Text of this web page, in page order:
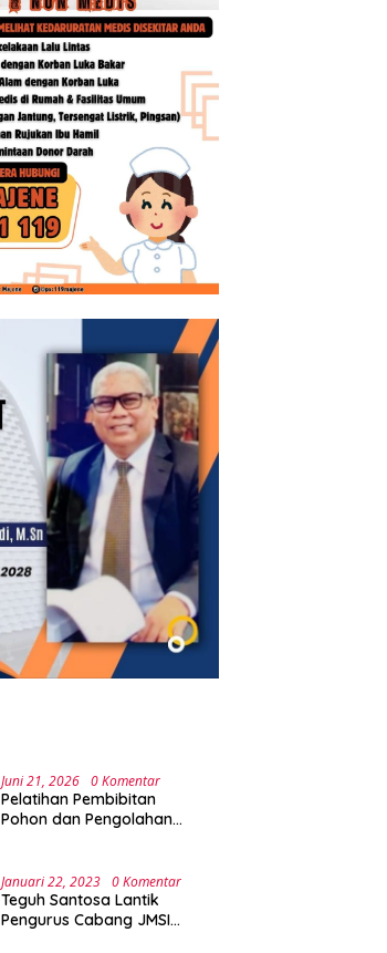
Juni 21, 2026 0 Komentar
Pelatihan Pembibitan
Pohon dan Pengolahan
Green Campus di UPA
Laboratorium Terpadu
Januari 22, 2023 0 Komentar
Teguh Santosa Lantik
Pengurus Cabang JMSI